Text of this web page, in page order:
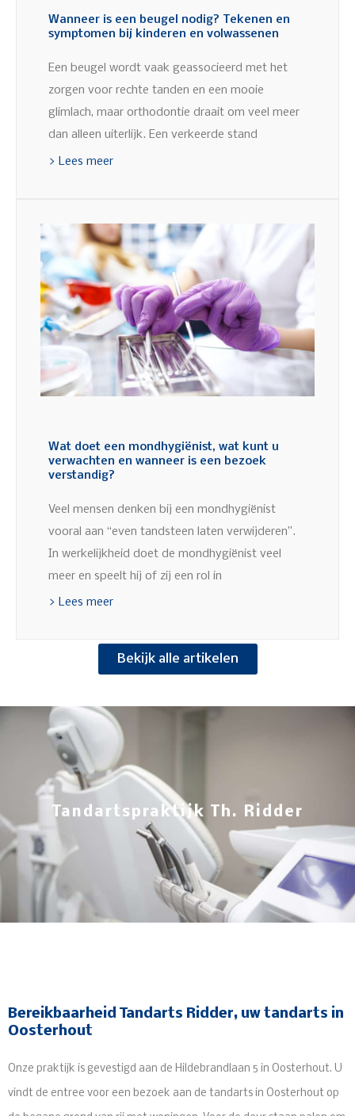
Wanneer is een beugel nodig? Tekenen en
symptomen bij kinderen en volwassenen
Een beugel wordt vaak geassocieerd met het
zorgen voor rechte tanden en een mooie
glimlach, maar orthodontie draait om veel meer
dan alleen uiterlijk. Een verkeerde stand
> Lees meer
Wat doet een mondhygiënist, wat kunt u
verwachten en wanneer is een bezoek
verstandig?
Veel mensen denken bij een mondhygiënist
vooral aan “even tandsteen laten verwijderen”.
In werkelijkheid doet de mondhygiënist veel
meer en speelt hij of zij een rol in
> Lees meer
Bekijk alle artikelen
Tandartspraktijk Th. Ridder
Bereikbaarheid Tandarts Ridder, uw tandarts in
Oosterhout
Onze praktijk is gevestigd aan de Hildebrandlaan 5 in Oosterhout. U
vindt de entree voor een bezoek aan de tandarts in Oosterhout op